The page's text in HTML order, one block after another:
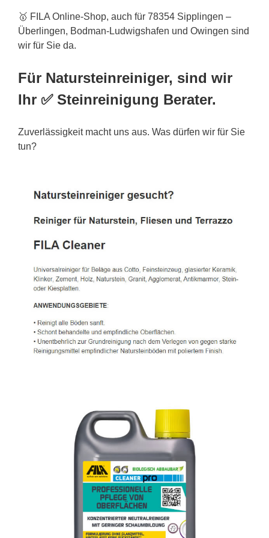
🥇 FILA Online-Shop, auch für 78354 Sipplingen –
Überlingen, Bodman-Ludwigshafen und Owingen sind
wir für Sie da.
Für Natursteinreiniger, sind wir
Ihr ✅ Steinreinigung Berater.
Zuverlässigkeit macht uns aus. Was dürfen wir für Sie
tun?